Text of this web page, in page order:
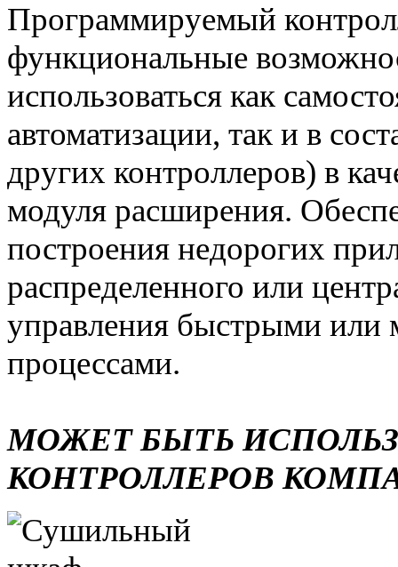
Программируемый
функциональные
использоваться как
автоматизации, так и в
других контроллеров) в
модуля расширения.
построения недорогих
распределенного или
управления быстрыми или
процессами.
МОЖЕТ БЫТЬ
КОНТРОЛЛЕРОВ